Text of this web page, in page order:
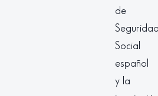
de
Social
español
y la